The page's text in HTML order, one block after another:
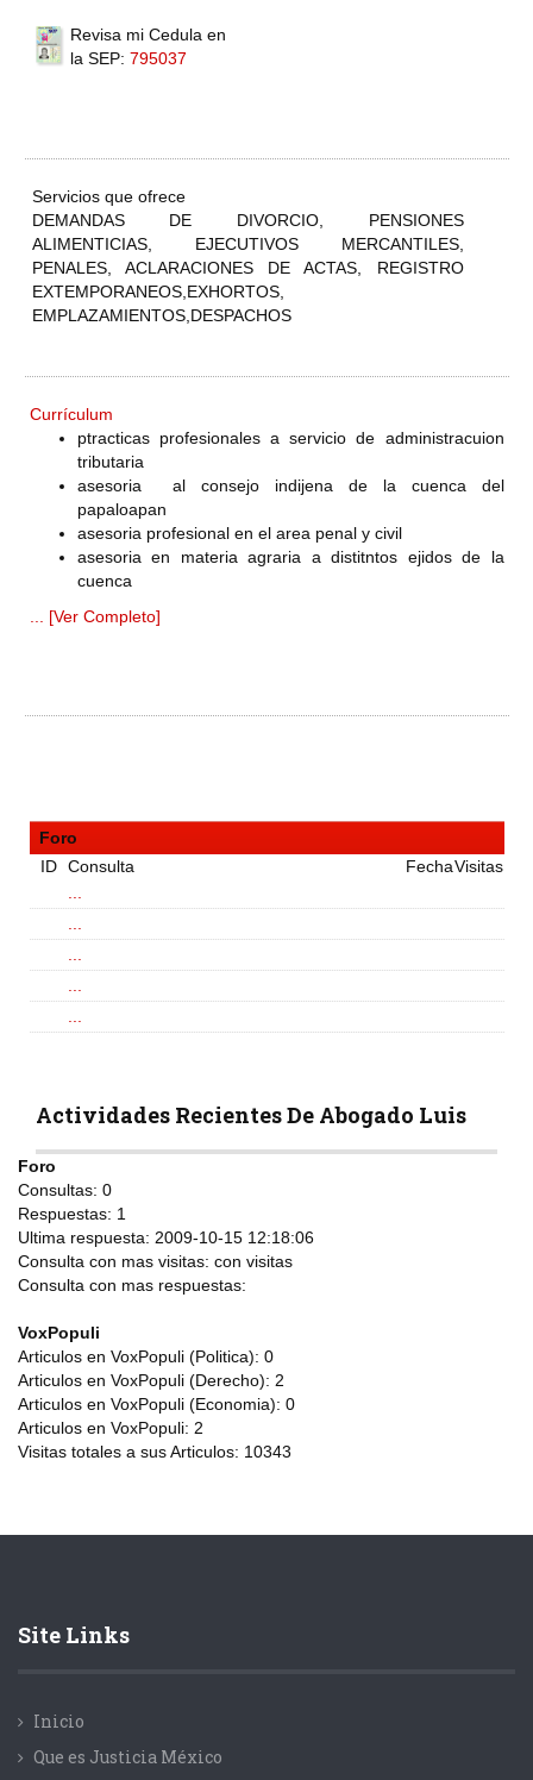
Revisa mi Cedula en
la SEP: 795037
Servicios que ofrece
DEMANDAS DE DIVORCIO, PENSIONES
ALIMENTICIAS, EJECUTIVOS MERCANTILES,
PENALES, ACLARACIONES DE ACTAS, REGISTRO
EXTEMPORANEOS,EXHORTOS,
EMPLAZAMIENTOS,DESPACHOS
Currículum
ptracticas profesionales a servicio de administracuion
tributaria
asesoria al consejo indijena de la cuenca del
papaloapan
asesoria profesional en el area penal y civil
asesoria en materia agraria a distitntos ejidos de la
cuenca
... [Ver Completo]
Foro
ID Consulta FechaVisitas
Actividades Recientes De Abogado Luis
Foro
Consultas: 0
Respuestas: 1
Ultima respuesta: 2009-10-15 12:18:06
Consulta con mas visitas: con visitas
Consulta con mas respuestas:
VoxPopuli
Articulos en VoxPopuli (Politica): 0
Articulos en VoxPopuli (Derecho): 2
Articulos en VoxPopuli (Economia): 0
Articulos en VoxPopuli: 2
Visitas totales a sus Articulos: 10343
Site Links
Inicio
Que es Justicia México